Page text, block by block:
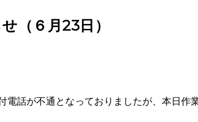
（６月23日）
電話が不通となっておりましたが、本日作